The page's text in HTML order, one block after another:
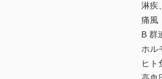
淋疾
痛風
B 群
ホル
ヒト